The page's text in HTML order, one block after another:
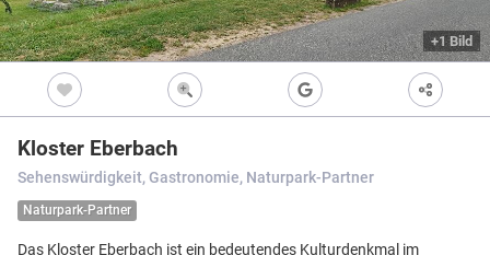
Kultur
Barrierearme Wege
Nicht
99 Knotenpunkt
99 Knoten mit
Bietet eine
und i.d.R. einen
besonders gut
Z
Nicht
+1 Bild
Kloster Eberbach
Sehenswürdigkeit, Gastronomie, Naturpark-Partner
Naturpark-Partner
Das Kloster Eberbach ist ein bedeutendes Kulturdenkmal im